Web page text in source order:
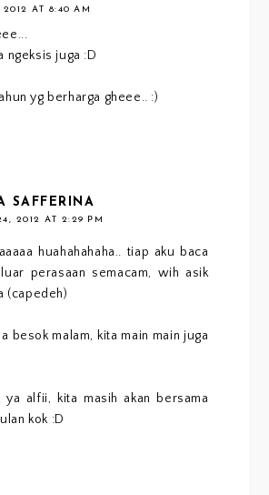
2012 AT 8:40 AM
ngeksis juga :D
yg berharga gheee.. :)
SAFFERINA
2012 AT 2:29 PM
huahahahaha.. tiap aku baca
perasaan semacam, wih asik
(capedeh)
besok malam, kita main main juga
ya alfii, kita masih akan bersama
kok :D